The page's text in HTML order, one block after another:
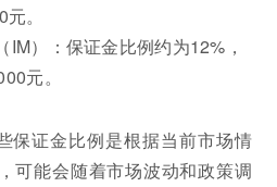
。
IM）：保证金比例约为12%，
元。
保证金比例是根据当前市场情
可能会随着市场波动和政策调